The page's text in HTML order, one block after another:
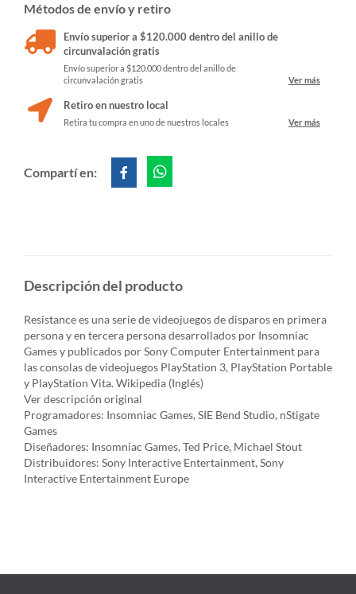
Métodos de envío y retiro
Envío superior a $120.000 dentro del anillo de
circunvalación gratis
Envío superior a $120.000 dentro del anillo de
circunvalación gratis
Ver más
Retiro en nuestro local
Retira tu compra en uno de nuestros locales Ver más
Compartí en:
Descripción del producto
Resistance es una serie de videojuegos de disparos en primera
persona y en tercera persona desarrollados por Insomniac
Games y publicados por Sony Computer Entertainment para
las consolas de videojuegos PlayStation 3, PlayStation Portable
y PlayStation Vita. Wikipedia (Inglés)
Ver descripción original
Programadores: Insomniac Games, SIE Bend Studio, nStigate
Games
Diseñadores: Insomniac Games, Ted Price, Michael Stout
Distribuidores: Sony Interactive Entertainment, Sony
Interactive Entertainment Europe